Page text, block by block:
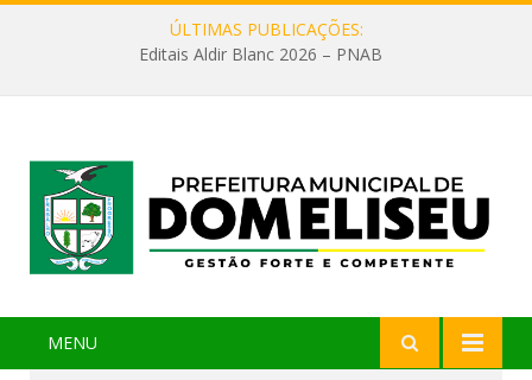
ÚLTIMAS PUBLICAÇÕES:
Editais Aldir Blanc 2026 – PNAB
MENU